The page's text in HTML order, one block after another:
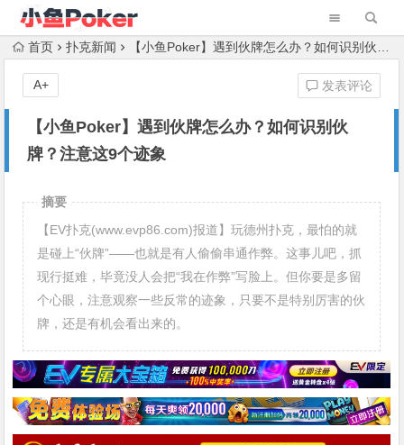
首页 扑克新闻 【小鱼Poker】遇到伙牌怎么办？如何识别伙牌？注意这9个迹象
【小鱼Poker】遇到伙牌怎么办？如何识别伙
牌？注意这9个迹象
发表评论
A+
摘要
【EV扑克(www.evp86.com)报道】玩德州扑克，最怕的就
是碰上“伙牌”——也就是有人偷偷串通作弊。这事儿吧，抓
现行挺难，毕竟没人会把“我在作弊”写脸上。但你要是多留
个心眼，注意观察一些反常的迹象，只要不是特别厉害的伙
牌，还是有机会看出来的。